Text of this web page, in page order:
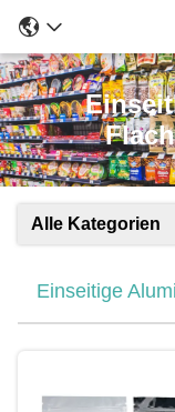
Alle Kategorien
Einseitige